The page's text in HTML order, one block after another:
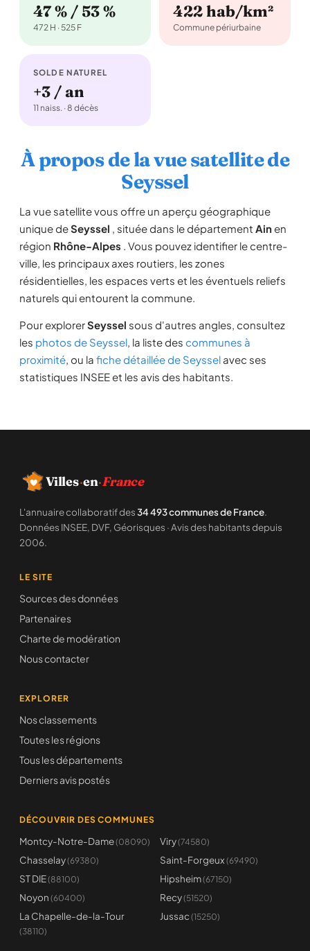
47 % / 53 %
472 H · 525 F
422 hab/km²
Commune périurbaine
SOLDE NATUREL
+3 / an
11 naiss. · 8 décès
À propos de la vue satellite de
Seyssel
La vue satellite vous offre un aperçu géographique
unique deSeyssel , située dans le département Ainen
région Rhône-Alpes . Vous pouvez identifier le centre-
ville, les principaux axes routiers, les zones
résidentielles, les espaces verts et les éventuels reliefs
naturels qui entourent la commune.
Pour explorerSeyssel sous d'autres angles, consultez
les photos de Seyssel, la liste des communes à
proximité, ou la fiche détaillée de Seyssel avec ses
statistiques INSEE et les avis des habitants.
Villes·en·France
L'annuaire collaboratif des34 493 communes de France.
Données INSEE, DVF, Géorisques · Avis des habitants depuis
2006.
LE SITE
Sources des données
Partenaires
Charte de modération
Nous contacter
EXPLORER
Nos classements
Toutes les régions
Tous les départements
Derniers avis postés
DÉCOUVRIR DES COMMUNES
Montcy-Notre-Dame(08090) Viry(74580)
Chasselay(69380) Saint-Forgeux (69490)
ST DIE(88100) Hipsheim(67150)
Noyon (60400) Recy(51520)
La Chapelle-de-la-Tour
(38110)
Jussac (15250)